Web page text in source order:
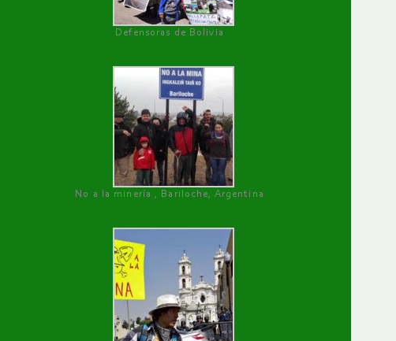
Defensoras de Bolivia
No a la minería , Bariloche, Argentina